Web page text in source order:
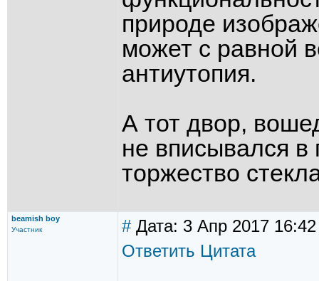
природе
может с равной
антиутопия.
А тот двор,
не вписывался в
торжество
beamish boy
Участник #Дата: 3 Апр 2017 16:42
Ответить Цитата